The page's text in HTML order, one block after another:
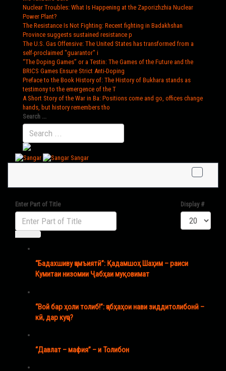
Nuclear Troubles: What Is Happening at the Zaporizhzhia Nuclear
Power Plant?
The Resistance Is Not Fighting: Recent fighting in Badakhshan
Province suggests sustained resistance p
The U.S. Gas Offensive: The United States has transformed from a
self-proclaimed "guarantor" i
“The Doping Games” or a Testin: The Games of the Future and the
BRICS Games Ensure Strict Anti-Doping
Preface to the Book History of: The History of Bukhara stands as
testimony to the emergence of the T
A Short Story of the War in Ba: Positions come and go, offices change
hands, but history remembers tho
Search ...
Sangar
Enter Part of Title Display #
“Бадахшиву ҷамъиятӣ”: Қадамшоҳ Шаҳим – раиси
Кумитаи низомии Ҷабҳаи муқовимат
“Вой бар ҳоли толиб!”: ҷабҳаҳои нави зиддитолибонӣ –
кӣ, дар куҷо?
“Давлат – мафия” – и Толибон